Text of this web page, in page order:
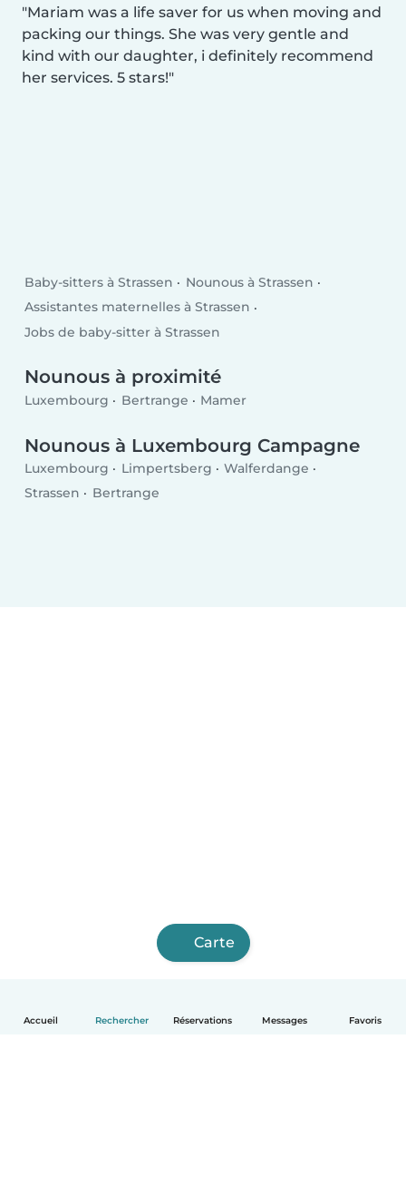
Accueil Rechercher Réservations Messages Favoris
Mariam was a life saver for us when moving and
packing our things. She was very gentle and
kind with our daughter, i definitely recommend
her services. 5 stars!
Baby-sitters à Strassen
Nounous à Strassen
Assistantes maternelles à Strassen
Jobs de baby-sitter à Strassen
Nounous à proximité
Luxembourg Bertrange Mamer
Nounous à Luxembourg Campagne
Luxembourg Limpertsberg
Walferdange
Strassen
Bertrange
Carte